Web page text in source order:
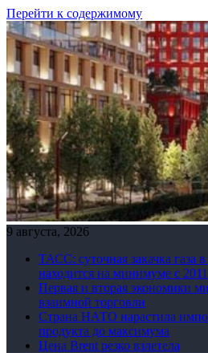
Перейти к содержимому
9 августа, 2026
ТАСС: суточная закачка газа
находится на минимуме с
Первая и вторая экономики
взаимной торговли
Страна НАТО нарастила
продукта до максимума
Цена Brent резко взлетела